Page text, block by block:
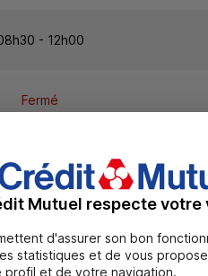
- 12h00
Fermé
Mutuel respecte votre
d'assurer son bon
statistiques et de vous
et de votre navigation.